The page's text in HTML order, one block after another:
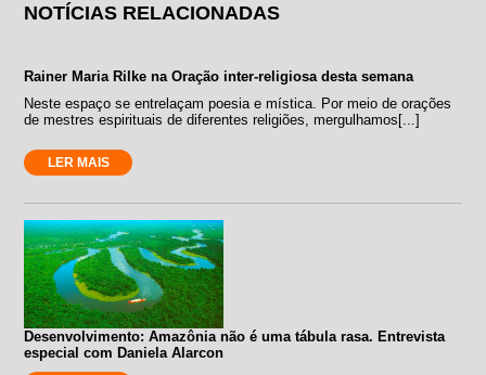
NOTÍCIAS RELACIONADAS
Rainer Maria Rilke na Oração inter-religiosa desta semana
Neste espaço se entrelaçam poesia e mística. Por meio de orações
de mestres espirituais de diferentes religiões, mergulhamos[...]
LER MAIS
Desenvolvimento: Amazônia não é uma tábula rasa. Entrevista
especial com Daniela Alarcon